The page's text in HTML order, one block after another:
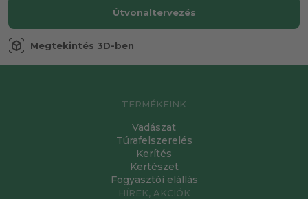
Útvonaltervezés
view_in_ar Megtekintés 3D-ben
TERMÉKEINK
Vadászat
Túrafelszerelés
Kerítés
Kertészet
Fogyasztói elállás
HÍREK, AKCIÓK